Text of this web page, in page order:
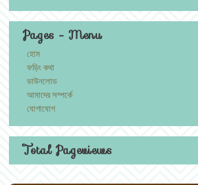
Pages - Menu
হোম
ফড়িং কথা
ডাউনলোড
আমাদের সম্পর্কে
যোগাযোগ
Total Pageviews